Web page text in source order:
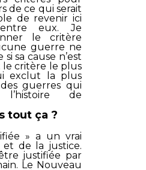
de ce qui serait
de revenir ici
eux. Je
le critère
guerre ne
sa cause n’est
le critère le plus
exclut la plus
guerres qui
de
tout ça ?
» a un vrai
et de la justice.
justifiée par
Le Nouveau